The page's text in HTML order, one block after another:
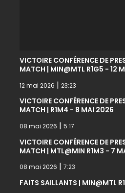
VICTOIRE CONFÉRENCE DE
MATCH | MIN@MTL R1G5 - 12
12 mai 2026 | 23:23
VICTOIRE CONFÉRENCE DE
MATCH | R1M4 - 8 MAI 2026
08 mai 2026 | 5:17
VICTOIRE CONFÉRENCE DE
MATCH | MTL@MIN R1M3 - 7
08 mai 2026 | 7:23
FAITS SAILLANTS | MIN@MTL